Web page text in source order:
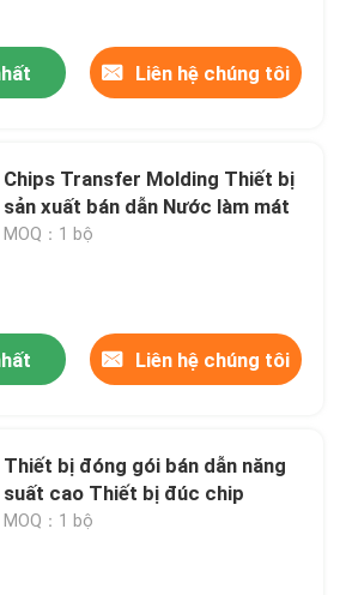
nhà máy
Liên hệ chúng tôi
Chips Transfer Molding Thiết bị
sản xuất bán dẫn Nước làm mát
MOQ：1 bộ
Liên hệ chúng tôi
Thiết bị đóng gói bán dẫn năng
suất cao Thiết bị đúc chip
MOQ：1 bộ